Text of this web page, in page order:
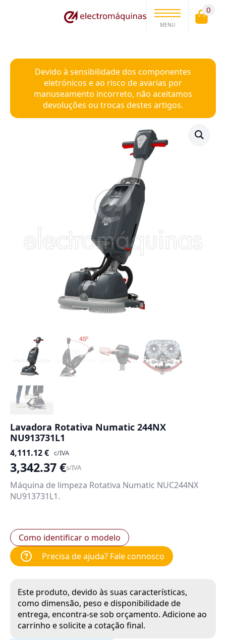
MENU
0
Devido à sensibilidade dos componentes
eletrónicos e ao risco de avarias por
manuseamento incorreto, não aceitamos
devoluções ou trocas destes artigos.
Lavadora Rotativa Numatic 244NX
NU913731L1
4,111.12€ c/IVA
3,342.37€s/IVA
Máquina de limpeza Rotativa Numatic NUC244NX
NU913731L1.
Como identificar o modelo
Precisa de ajuda? Fale connosco
Este produto, devido às suas características,
como dimensão, peso e disponibilidade de
entrega, encontra-se sob orçamento. Adicione ao
carrinho e solicite a cotação final.